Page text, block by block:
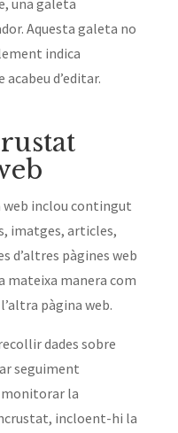
una galeta
Aquesta galeta no
indica
d’editar.
web inclou contingut
imatges, articles,
d’altres pàgines web
mateixa manera com
pàgina web.
dades sobre
seguiment
monitorar la
incloent-hi la